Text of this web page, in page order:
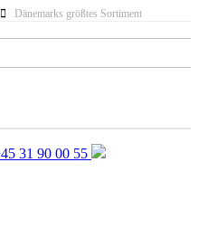
Dänemarks größtes Sortiment
31 90 00 55